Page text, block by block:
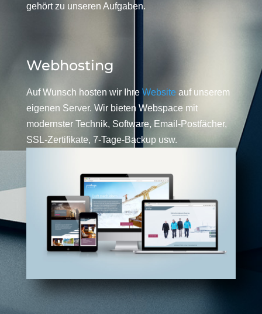
gehört zu unseren Aufgaben.
Webhosting
Auf Wunsch hosten wir Ihre Website auf unserem
eigenen Server. Wir bieten Webspace mit
modernster Technik, Software, Email-Postfächer,
SSL-Zertifikate, 7-Tage-Backup usw.